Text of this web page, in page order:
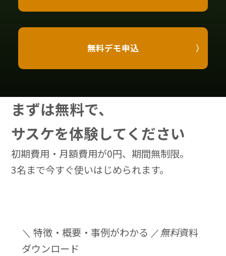
無料デモ申込
まずは無料で、
サスケを体験してください
初期費用・月額費用が0円、期間無制限。
3名まで今すぐ使いはじめられます。
＼ 特徴・概要・事例がわかる ／無料資料
ダウンロード